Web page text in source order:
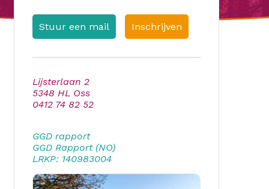
Stuur een mail Inschrijven
Lijsterlaan 2
5348 HL Oss
0412 74 82 52
GGD rapport
GGD Rapport (NO)
LRKP: 140983004